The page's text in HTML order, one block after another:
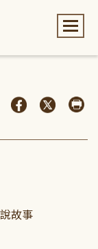
說故事